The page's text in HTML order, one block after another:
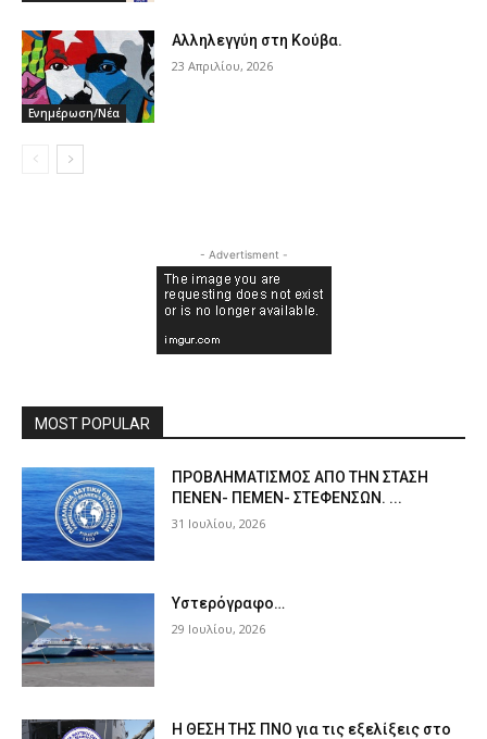
Ενημέρωση/Νέα
Αλληλεγγύη στη Κούβα.
23 Απριλίου, 2026
- Advertisment -
MOST POPULAR
ΠPOΒΛΗΜΑΤΙΣΜΟΣ ΑΠΟ ΤΗΝ ΣΤΑΣΗ
ΠΕΝΕΝ- ΠΕΜΕΝ- ΣΤΕΦΕΝΣΩΝ. ...
31 Ιουλίου, 2026
Υστερόγραφο…
29 Ιουλίου, 2026
Η ΘΕΣΗ ΤΗΣ ΠΝΟ για τις εξελίξεις στο